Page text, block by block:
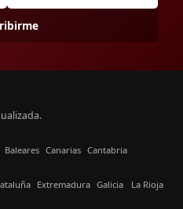
Baleares Canarias Cantabria
Extremadura Galicia La Rioja